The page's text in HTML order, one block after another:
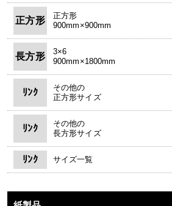
正方形
正方形
900mm×900mm
長方形
3×6
900mm×1800mm
ﾘﾝｸ
その他の
正方形サイズ
ﾘﾝｸ
その他の
長方形サイズ
ﾘﾝｸ サイズ一覧